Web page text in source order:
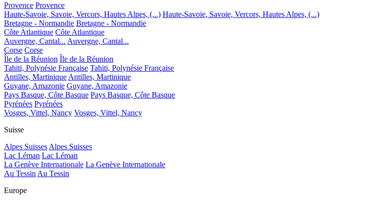
Provence Provence
Haute-Savoie, Savoie, Vercors, Hautes Alpes, (...) Haute-Savoie, Savoie, Vercors, Hautes Alpes, (...)
Bretagne - Normandie Bretagne - Normandie
Côte Atlantique Côte Atlantique
Auvergne, Cantal... Auvergne, Cantal...
Corse Corse
Île de la Réunion Île de la Réunion
Tahiti, Polynésie Française Tahiti, Polynésie Française
Antilles, Martinique Antilles, Martinique
Guyane, Amazonie Guyane, Amazonie
Pays Basque, Côte Basque Pays Basque, Côte Basque
Pyrénées Pyrénées
Vosges, Vittel, Nancy Vosges, Vittel, Nancy
Suisse
Alpes Suisses Alpes Suisses
Lac Léman Lac Léman
La Genève Internationale La Genève Internationale
Au Tessin Au Tessin
Europe